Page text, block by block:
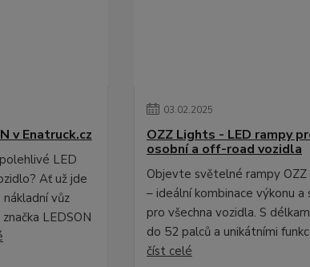
v Enatruck.cz
LED
Ať už jde
vůz
LEDSON
03.02.2025
OZZ Lights - LED rampy
osobní a off-road vozidla
Objevte světelné rampy
– ideální kombinace výkonu a
pro všechna vozidla. S
do 52 palců a unikátními
číst celé